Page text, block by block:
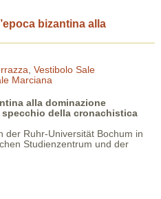
bizantina alla
, Vestibolo Sale
Marciana
alla dominazione
della cronachistica
der Ruhr-Universität Bochum in
Studienzentrum und der